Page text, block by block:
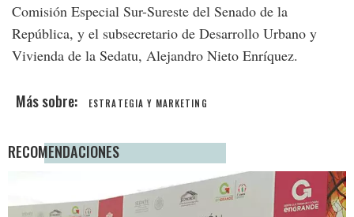
Comisión Especial Sur-Sureste del Senado de la
República, y el subsecretario de Desarrollo Urbano y
Vivienda de la Sedatu, Alejandro Nieto Enríquez.
ESTRATEGIA Y MARKETING
RECOMENDACIONES